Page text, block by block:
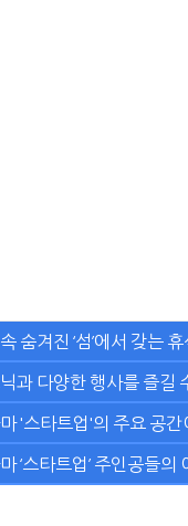
숨겨진 ‘섬’에서 갖는
과 다양한 행사를 즐길
'스타트업'의 주요 공간
‘스타트업’ 주인공들